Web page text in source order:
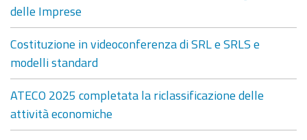
delle Imprese
Costituzione in videoconferenza di SRL e SRLS e
modelli standard
ATECO 2025 completata la riclassificazione delle
attività economiche